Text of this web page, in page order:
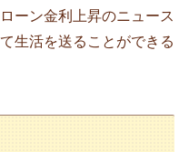
ーン金利上昇のニュース
生活を送ることができる